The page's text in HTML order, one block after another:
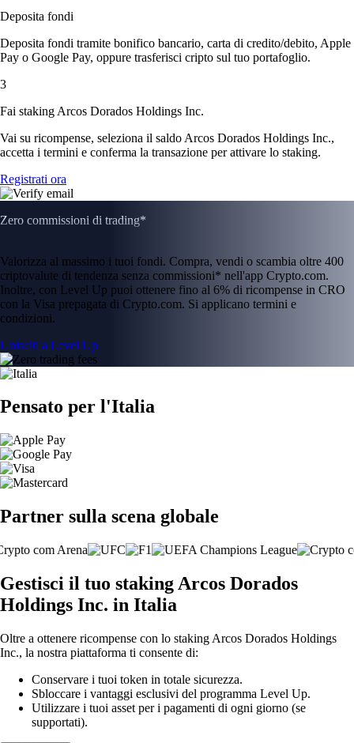
Deposita fondi
Deposita fondi tramite bonifico bancario, carta di credito/debito, Apple
Pay o Google Pay, oppure trasferisci cripto sul tuo portafoglio.
3
Fai staking Arcos Dorados Holdings Inc.
Vai su ricompense, seleziona il saldo Arcos Dorados Holdings Inc.,
accetta i termini e conferma la transazione per attivare lo staking.
Registrati ora
Zero commissioni di trading*
Valorizza al massimo i tuoi fondi. Compra, vendi o scambia oltre 400
criptovalute di tendenza senza commissioni* nell'app Crypto.com.
Inoltre, con Level Up puoi ottenere fino al 6% di ricompense in CRO
con la Visa prepagata di Crypto.com. Si applicano termini e
condizioni.
Unisciti a Level Up
Pensato per l'Italia
Partner sulla scena globale
Gestisci il tuo staking Arcos Dorados
Holdings Inc. in Italia
Oltre a ottenere ricompense con lo staking Arcos Dorados Holdings
Inc., la nostra piattaforma ti consente di:
Conservare i tuoi token in totale sicurezza.
Sbloccare i vantaggi esclusivi del programma Level Up.
Utilizzare i tuoi asset per i pagamenti di ogni giorno (se
supportati).